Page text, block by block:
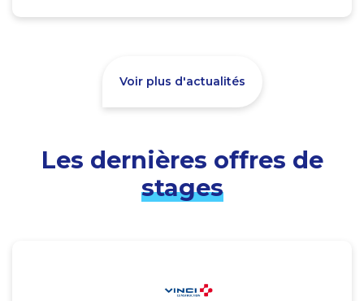
Voir plus d'actualités
Les dernières offres de
stages